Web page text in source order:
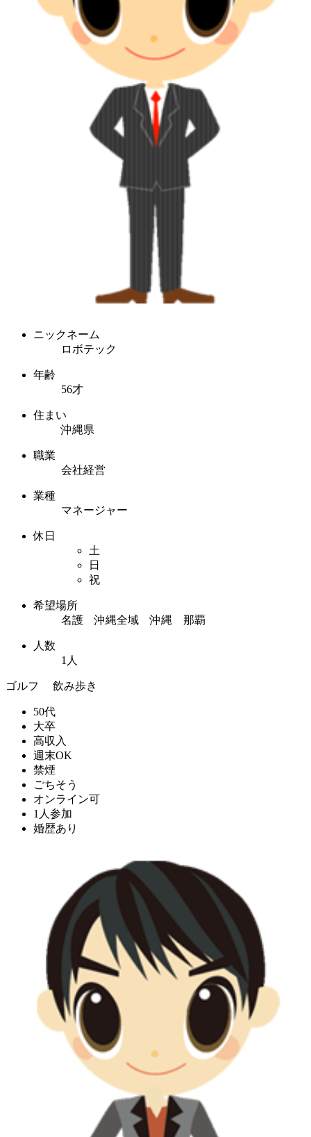
ニックネーム
ロボテック
年齢
56才
住まい
沖縄県
職業
会社経営
業種
マネージャー
休日
土
日
祝
希望場所
名護 沖縄全域 沖縄 那覇
人数
1人
ゴルフ 飲み歩き
50代
大卒
高収入
週末OK
禁煙
ごちそう
オンライン可
1人参加
婚歴あり